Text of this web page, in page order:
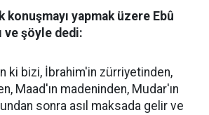
konuşmayı yapmak üzere Ebû
ve şöyle dedi:
ki bizi, İbrahim'in zürriyetinden,
Maad'ın madeninden, Mudar'ın
sonra asıl maksada gelir ve